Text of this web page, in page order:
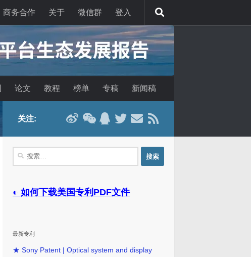
商务合作 关于 微信群 登入
论文 教程 榜单 专稿 新闻稿
关注:
搜
索：
◐ 如何下载美国专利PDF文件
最新专利
★ Sony Patent | Optical system and display